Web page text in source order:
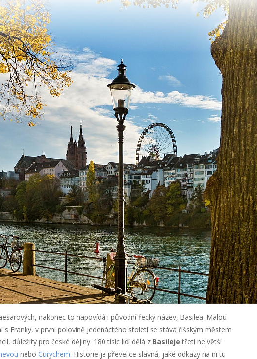
nakonec to napovídá i původní řecký název, Basilea. Malou
s Franky, v první polovině jedenáctého století se stává říšským městem
důležitý pro české dějiny. 180 tisíc lidí dělá z Basileje třetí největší
nebo Curychem. Historie je převelice slavná, jaké odkazy na ni tu